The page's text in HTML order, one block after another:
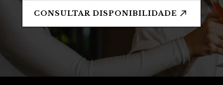
CONSULTAR DISPONIBILIDADE